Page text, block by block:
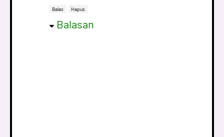
Balas Hapus
Balasan